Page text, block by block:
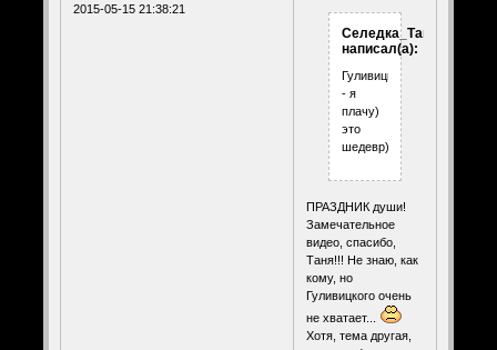
2015-05-15 21:38:21
Селедка_Таня
написал(а):
Гуливицкий
- я
плачу)
это
шедевр)
ПРАЗДНИК души!
Замечательное
видео, спасибо,
Таня!!! Не знаю, как
кому, но
Гуливицкого очень
не хватает...
Хотя, тема другая,